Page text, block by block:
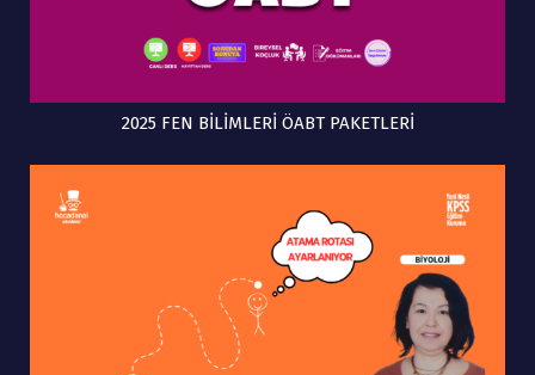
2025 FEN BİLİMLERİ ÖABT PAKETLERİ